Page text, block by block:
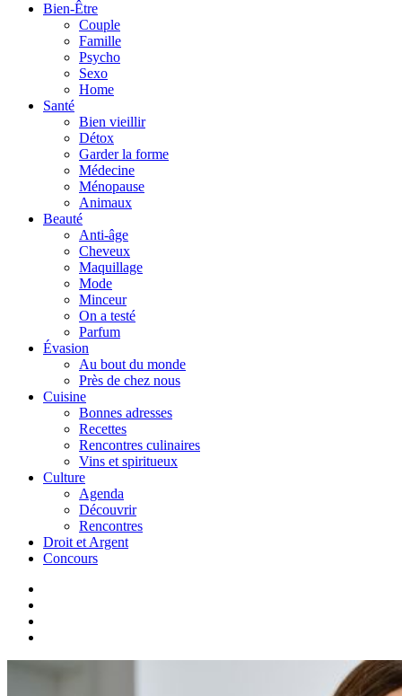
Bien-Être
Couple
Famille
Psycho
Sexo
Home
Santé
Bien vieillir
Détox
Garder la forme
Médecine
Ménopause
Animaux
Beauté
Anti-âge
Cheveux
Maquillage
Mode
Minceur
On a testé
Parfum
Évasion
Au bout du monde
Près de chez nous
Cuisine
Bonnes adresses
Recettes
Rencontres culinaires
Vins et spiritueux
Culture
Agenda
Découvrir
Rencontres
Droit et Argent
Concours